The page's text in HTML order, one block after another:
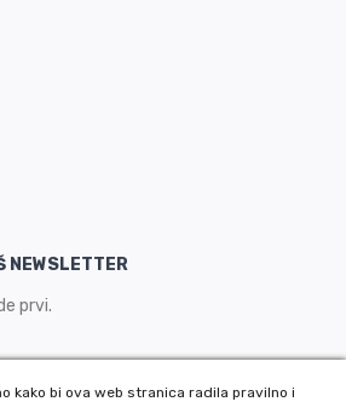
NEWSLETTER
prvi.
kako bi ova web stranica radila pravilno i